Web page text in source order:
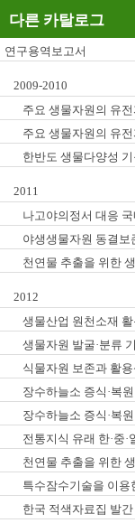
다른 카탈로그
연구용역보고서
2009-2010
주요 생물자원의 유
주요 생물자원의 유
연구
한반도 생물다양성
2011
나고야의정서 대응
야생생물자원 동결보
천연물 추출을 위한
2012
생물산업 원천소재
업 (2012년)
생물자원 발굴·분류
도)
식물자원 보존과 활
단계1차년도)
장수하늘소 증식·복
장수하늘소 증식·복
전통지식 유래 한·중
천연물 추출을 위한
특수잠수기술을 이용
한국 적색자료집 발